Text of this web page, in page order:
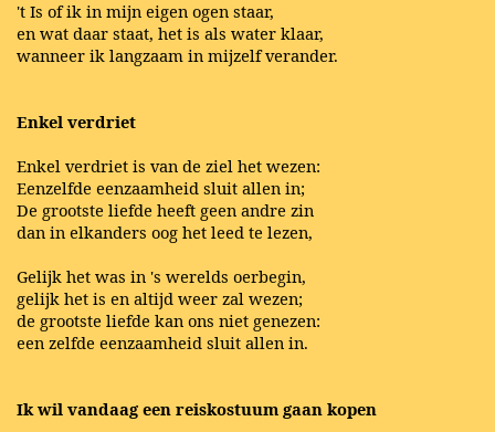
't Is of ik in mijn eigen ogen staar,
en wat daar staat, het is als water klaar,
wanneer ik langzaam in mijzelf verander.
Enkel verdriet
Enkel verdriet is van de ziel het wezen:
Eenzelfde eenzaamheid sluit allen in;
De grootste liefde heeft geen andre zin
dan in elkanders oog het leed te lezen,
Gelijk het was in 's werelds oerbegin,
gelijk het is en altijd weer zal wezen;
de grootste liefde kan ons niet genezen:
een zelfde eenzaamheid sluit allen in.
Ik wil vandaag een reiskostuum gaan kopen